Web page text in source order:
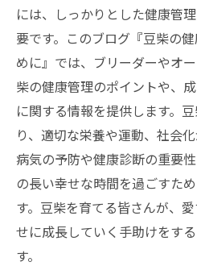
には、しっかりとした健康管
要です。このブログ『豆柴の
めに』では、ブリーダーやオ
柴の健康管理のポイントや、
に関する情報を提供します。
り、適切な栄養や運動、社会
病気の予防や健康診断の重要
の長い幸せな時間を過ごすた
す。豆柴を育てる皆さんが、
せに成長していく手助けをす
す。